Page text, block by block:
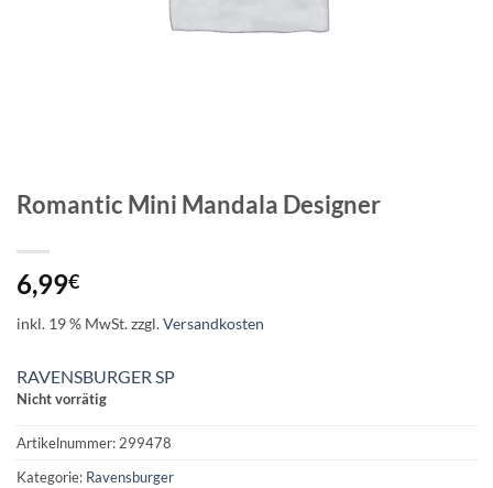
Romantic Mini Mandala Designer
6,99€
inkl. 19 % MwSt.zzgl.Versandkosten
RAVENSBURGER SP
Nicht vorrätig
Artikelnummer: 299478
Kategorie: Ravensburger